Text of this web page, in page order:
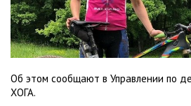
Об этом сообщают в Управлении по
ХОГА.